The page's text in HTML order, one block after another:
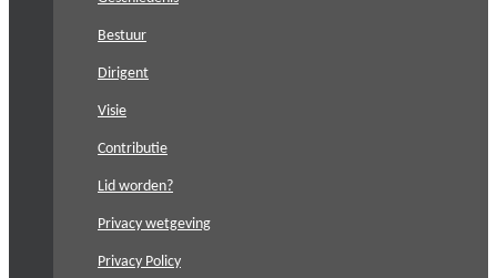
Bestuur
Dirigent
Visie
Contributie
Lid worden?
Privacy wetgeving
Privacy Policy